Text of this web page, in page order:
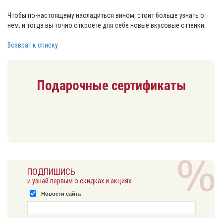
Чтобы по-настоящему насладиться вином, стоит больше узнать о
нем, и тогда вы точно откроете для себе новые вкусовые оттенки.
Возврат к списку
Подарочные сертификаты
ПОДПИШИСЬ
и узнай первым о скидках и акциях
Новости сайта